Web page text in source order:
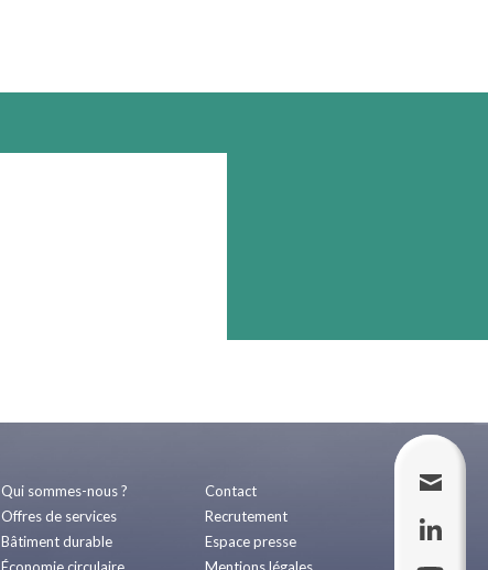
Qui sommes-nous ?
Offres de services
Bâtiment durable
Contact
Recrutement
Espace presse